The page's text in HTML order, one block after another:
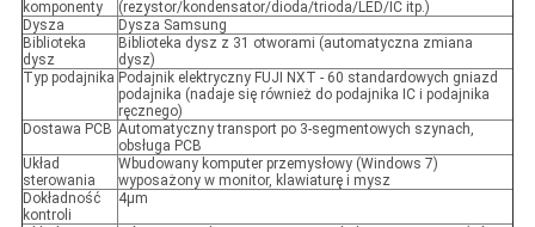
komponenty
(rezystor/kondensator/dioda/trioda/LED/IC itp.)
Dysza
Dysza Samsung
Biblioteka
dysz
Biblioteka dysz z 31 otworami (automatyczna zmiana
dysz)
Typ podajnika Podajnik elektryczny FUJI NXT - 60 standardowych gniazd
podajnika (nadaje się również do podajnika IC i podajnika
ręcznego)
Dostawa PCB Automatyczny transport po 3-segmentowych szynach,
obsługa PCB
Układ
sterowania
Wbudowany komputer przemysłowy (Windows 7)
wyposażony w monitor, klawiaturę i mysz
Dokładność
kontroli
4μm